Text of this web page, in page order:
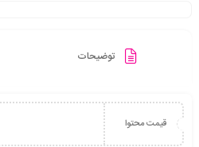
توضیحات
قیمت محتوا